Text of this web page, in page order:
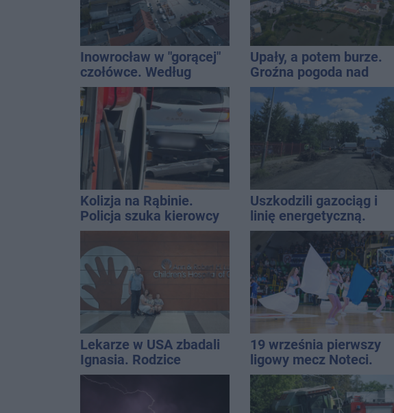
Inowrocław w "gorącej"
czołówce. Według
analizy Onetu nasze
miasto jest jednym z
najbardziej narażonych
na upały
Upały, a potem burze.
Groźna pogoda nad
naszym regionem
Kolizja na Rąbinie.
Policja szuka kierowcy
Golfa
Uszkodzili gazociąg i
linię energetyczną.
Interweniowały służby
Lekarze w USA zbadali
Ignasia. Rodzice
przekazali wieści
19 września pierwszy
ligowy mecz Noteci.
Znamy cały terminarz